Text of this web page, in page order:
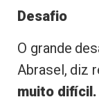
Desafio
O grande
Abrasel, diz
muito difícil.